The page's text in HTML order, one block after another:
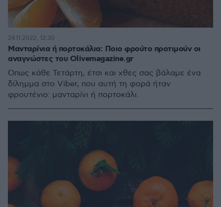
Μανταρίνια ή πορτοκάλια: Ποιο φρούτο προτιμούν οι
αναγνώστες του Olivemagazine.gr
Όπως κάθε Τετάρτη, έτσι και χθες σας βάλαμε ένα
δίλημμα στο Viber, που αυτή τη φορά ήταν
φρουτένιο: μανταρίνι ή πορτοκάλι.
24.11.2022, 12:30